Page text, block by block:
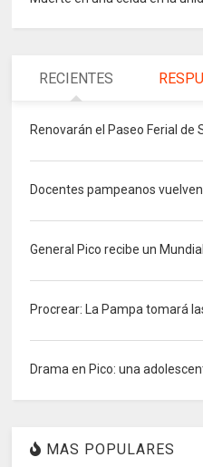
RECIENTES
Renovarán el Paseo Ferial de
Docentes pampeanos
General Pico recibe un
Procrear: La Pampa tomará
Drama en Pico: una
MAS POPULARES